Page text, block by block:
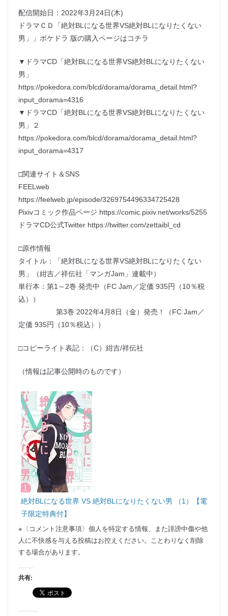
配信開始日：2022年3月24日(木)
ドラマＣＤ「絶対BLになる世界VS絶対BLになりたくない
男」」ポケドラ 版の購入ページはコチラ
▼ドラマCD「絶対BLになる世界VS絶対BLになりたくない
男」
https://pokedora.com/blcd/dorama/dorama_detail.html?
input_dorama=4316
▼ドラマCD「絶対BLになる世界VS絶対BLになりたくない
男」２
https://pokedora.com/blcd/dorama/dorama_detail.html?
input_dorama=4317
□関連サイト＆SNS
FEELweb
https://feelweb.jp/episode/3269754496334725428
Pixivコミック作品ページ https://comic.pixiv.net/works/5255
ドラマCD公式Twitter https://twitter.com/zettaibl_cd
□原作情報
タイトル：「絶対BLになる世界VS絶対BLになりたくない
男」（紺吉／祥伝社「マンガJam」連載中）
単行本：第1～2巻 発売中（FC Jam／定価 935円（10％税
込））
第3巻 2022年4月8日（金）発売！（FC Jam／
定価 935円（10％税込））
□コピーライト表記：（C）紺吉/祥伝社
（情報は記事公開時のものです）
絶対BLになる世界 VS 絶対BLになりたくない男 （1）【電
子限定特典付】
※〈コメント注意事項〉個人を特定する情報、また誹謗中傷や他
人に不快感を与える投稿はお控えください。ことわりなく削除
する場合があります。
共有: